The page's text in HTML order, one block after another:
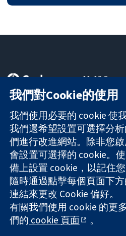
可信任實證
知情決定
更完善的健康照
護
11-13
Square
London
W1G 0AN
United
The Cochrane Collaboration is a
company limited by guarantee (no.
England & Wales. VAT registration
版權所有 © 2026 The Cochrane
我們對Cookie的使用
我們使用必要的 cookie 使
我們還希望設置可選擇分
們進行改進網站。除非您
會設置可選擇的 cookie。
備上設置 cookie，以記住
隨時通過點擊每個頁面下方
連結來更改 Cookie 偏好。
有關我們使用 cookie 的更
們的 cookie 頁面 。